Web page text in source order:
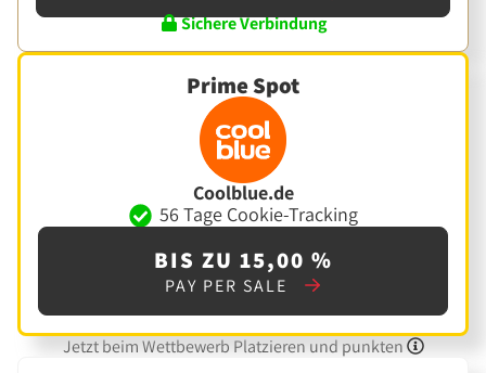
Sichere Verbindung
Prime Spot
Coolblue.de
56 Tage Cookie-Tracking
BIS ZU 15,00 %
PAY PER SALE
Jetzt beim Wettbewerb Platzieren und punkten